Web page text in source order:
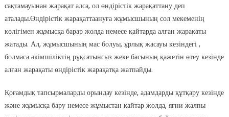
сақтамауынан жарақат алса, ол өндірістік жарақаттану деп
аталады.Өндірістік жарақаттаануға жұмысшының сол мекеменің
көлігімен жұмысқа барар жолда немесе қайтарда алған жарақаты
жатады. Ал, жұмысшының мас болуы, ұрлық жасауы кезіндегі ,
болмаса әкімшіліктің рұқсатынсыз жеке басының қажетін өтеу кезінде
алған жарақаты өндірістік жарақатқа жатпайды.
Қоғамдық тапсырмаларды орындау кезінде, адамдарды құтқару кезінде
және жұмысқа бару немесе жұмыстан қайтар жолда, яғни жалпы